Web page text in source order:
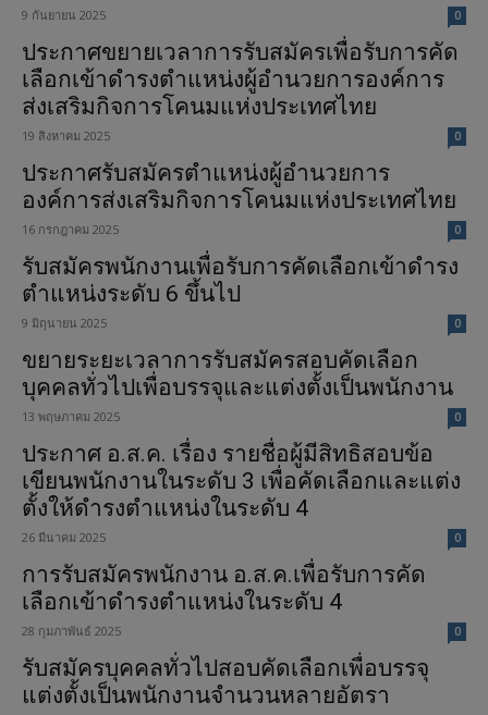
9 กันยายน 2025 0
ประกาศขยายเวลาการรับสมัครเพื่อรับการคัด
เลือกเข้าดำรงตำแหน่งผู้อำนวยการองค์การ
ส่งเสริมกิจการโคนมแห่งประเทศไทย
19 สิงหาคม 2025 0
ประกาศรับสมัครตำแหน่งผู้อำนวยการ
องค์การส่งเสริมกิจการโคนมแห่งประเทศไทย
16 กรกฎาคม 2025 0
รับสมัครพนักงานเพื่อรับการคัดเลือกเข้าดำรง
ตำแหน่งระดับ 6 ขึ้นไป
9 มิถุนายน 2025 0
ขยายระยะเวลาการรับสมัครสอบคัดเลือก
บุคคลทั่วไปเพื่อบรรจุและแต่งตั้งเป็นพนักงาน
13 พฤษภาคม 2025 0
ประกาศ อ.ส.ค. เรื่อง รายชื่อผู้มีสิทธิสอบข้อ
เขียนพนักงานในระดับ 3 เพื่อคัดเลือกและแต่ง
ตั้งให้ดำรงตำแหน่งในระดับ 4
26 มีนาคม 2025 0
การรับสมัครพนักงาน อ.ส.ค.เพื่อรับการคัด
เลือกเข้าดำรงตำแหน่งในระดับ 4
28 กุมภาพันธ์ 2025 0
รับสมัครบุคคลทั่วไปสอบคัดเลือกเพื่อบรรจุ
แต่งตั้งเป็นพนักงานจำนวนหลายอัตรา